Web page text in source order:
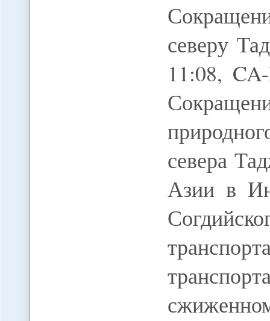
северу
11:08,
севера
Азии в